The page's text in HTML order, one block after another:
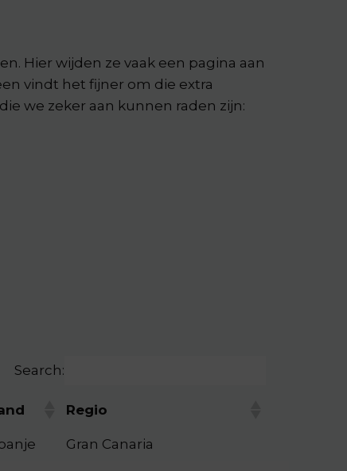
Hier wijden ze vaak een pagina aan
vindt het fijner om die extra
we zeker aan kunnen raden zijn:
Search:
Regio
Gran Canaria